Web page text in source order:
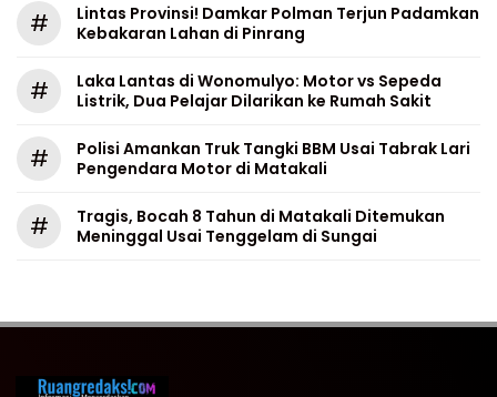
#
Lintas Provinsi! Damkar Polman Terjun Padamkan
Kebakaran Lahan di Pinrang
#
Laka Lantas di Wonomulyo: Motor vs Sepeda
Listrik, Dua Pelajar Dilarikan ke Rumah Sakit
#
Polisi Amankan Truk Tangki BBM Usai Tabrak Lari
Pengendara Motor di Matakali
#
Tragis, Bocah 8 Tahun di Matakali Ditemukan
Meninggal Usai Tenggelam di Sungai